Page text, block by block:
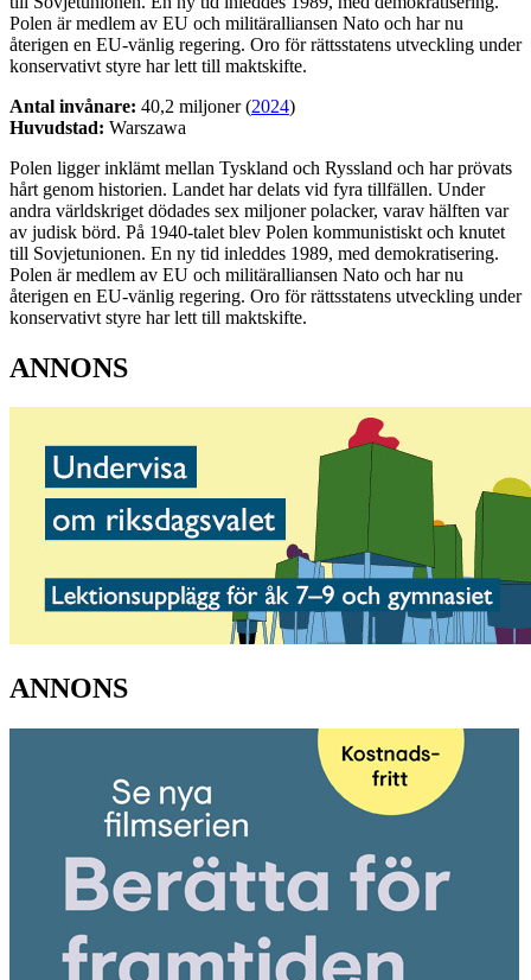
Polen är medlem av EU och militäralliansen Nato och har nu
återigen en EU-vänlig regering. Oro för rättsstatens utveckling under
konservativt styre har lett till maktskifte.
Antal invånare: 40,2 miljoner (2024)
Huvudstad: Warszawa
Polen ligger inklämt mellan Tyskland och Ryssland och har prövats
hårt genom historien. Landet har delats vid fyra tillfällen. Under
andra världskriget dödades sex miljoner polacker, varav hälften var
av judisk börd. På 1940-talet blev Polen kommunistiskt och knutet
till Sovjetunionen. En ny tid inleddes 1989, med demokratisering.
Polen är medlem av EU och militäralliansen Nato och har nu
återigen en EU-vänlig regering. Oro för rättsstatens utveckling under
konservativt styre har lett till maktskifte.
ANNONS
ANNONS